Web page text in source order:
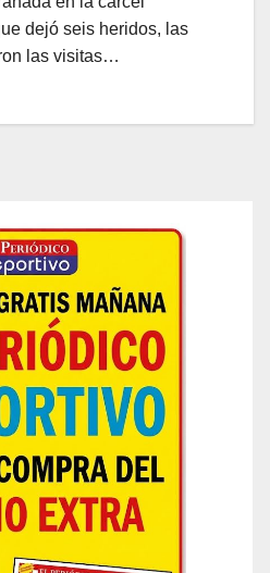
dejó seis heridos, las
las visitas…